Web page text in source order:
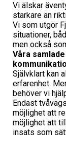
Vi älskar
starkare än
Vi som utgör
situationer,
men också
Våra
Självklart kan
erfarenhet.
behöver vi
Endast
möjlighet att
möjlighet att
insats som